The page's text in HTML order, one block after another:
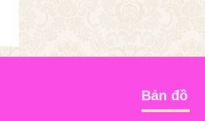
Bản đồ